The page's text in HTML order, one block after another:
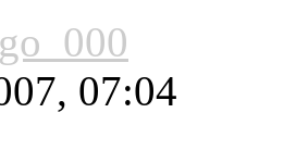
07:04